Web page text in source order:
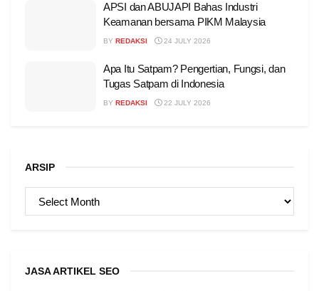
APSI dan ABUJAPI Bahas Industri
Keamanan bersama PIKM Malaysia
BY REDAKSI 24 JULY 2026
Apa Itu Satpam? Pengertian, Fungsi, dan
Tugas Satpam di Indonesia
BY REDAKSI 22 JULY 2026
ARSIP
JASA ARTIKEL SEO